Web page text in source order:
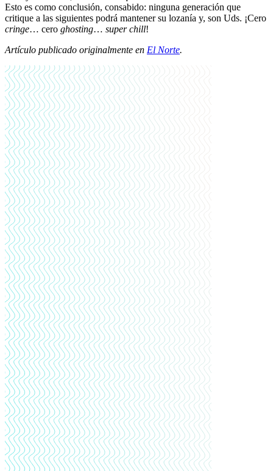
Esto es como conclusión, consabido: ninguna generación que
critique a las siguientes podrá mantener su lozanía y, son Uds. ¡Cero
cringe… cero ghosting… super chill!
Artículo publicado originalmente en El Norte.